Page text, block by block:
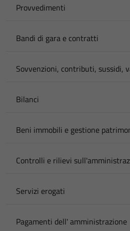
Provvedimenti
Bandi di gara e contratti
Sovvenzioni, contributi, sussidi,
Bilanci
Beni immobili e gestione
Controlli e rilievi
Servizi erogati
Pagamenti dell' amministrazione